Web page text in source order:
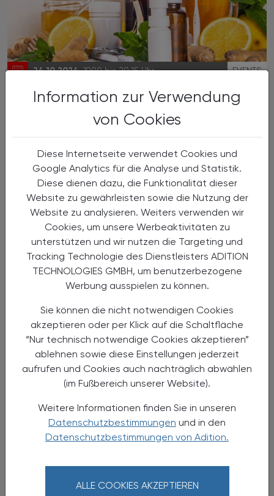
Information zur Verwendung
von Cookies
Diese Internetseite verwendet Cookies und
Google Analytics für die Analyse und Statistik.
Diese dienen dazu, die Funktionalität dieser
Website zu gewährleisten sowie die Nutzung der
Website zu analysieren. Weiters verwenden wir
Cookies, um unsere Werbeaktivitäten zu
unterstützen und wir nutzen die Targeting und
Tracking Technologie des Dienstleisters ADITION
TECHNOLOGIES GMBH, um benutzerbezogene
Werbung ausspielen zu können.
Sie können die nicht notwendigen Cookies
akzeptieren oder per Klick auf die Schaltfläche
“Nur technisch notwendige Cookies akzeptieren”
ablehnen sowie diese Einstellungen jederzeit
aufrufen und Cookies auch nachträglich abwählen
(im Fußbereich unserer Website).
Weitere Informationen finden Sie in unseren
Datenschutzbestimmungen und in den
Datenschutzbestimmungen von Adition.
ALLE COOKIES AKZEPTIEREN
24.10.2024, 19.00 bis 20.15 Uhr EVENTS
Aktionstage Hausmittel
der LGSt. Salzburg
Screening und Testen in der Apotheke
Live-Webinar